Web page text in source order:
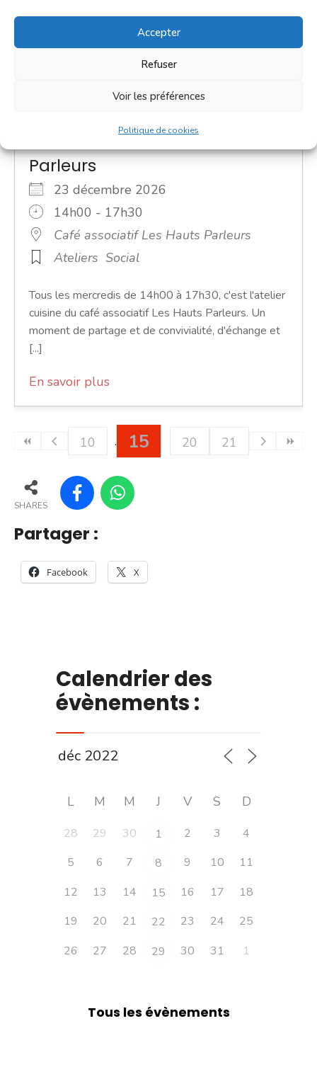
Accepter
Refuser
Voir les préférences
Politique de cookies
Atelier cuisine - Les Hauts
Parleurs
23 décembre 2026
14h00 - 17h30
Café associatif Les Hauts Parleurs
Ateliers Social
Tous les mercredis de 14h00 à 17h30, c'est l'atelier
cuisine du café associatif Les Hauts Parleurs. Un
moment de partage et de convivialité, d'échange et
[...]
En savoir plus
10 15 20 21
SHARES
Partager :
Facebook X
Calendrier des
évènements :
L M M J V S D
28 29 30 1 2 3
4
5
6 7 8 9 10
11
12
13 14 15 16 17
18
19
20 21 22 23 24
25
26
27 28 29 30 31 1
Tous les évènements